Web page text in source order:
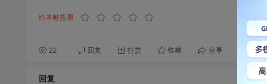
给本帖投票
22 回复 打赏 收藏 分享 转发
回复